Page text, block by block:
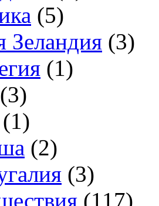
(5)
Зеландия (3)
(1)
(3)
(1)
(2)
(3)
(117)